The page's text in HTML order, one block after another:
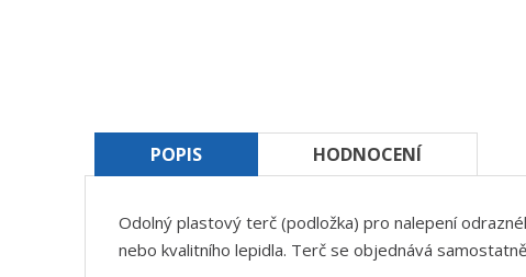
POPIS HODNOCENÍ
Odolný plastový terč (podložka) pro nalepení
nebo kvalitního lepidla. Terč se objednává